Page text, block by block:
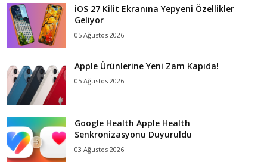
iOS 27 Kilit Ekranına Yepyeni Özellikler
Geliyor
05 Ağustos 2026
Apple Ürünlerine Yeni Zam Kapıda!
05 Ağustos 2026
Google Health Apple Health
Senkronizasyonu Duyuruldu
03 Ağustos 2026